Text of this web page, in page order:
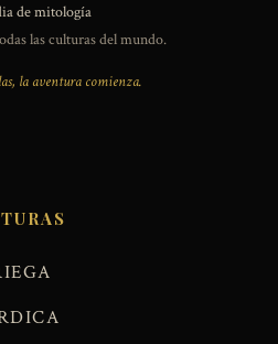
de mitología
las culturas del mundo.
la aventura comienza.